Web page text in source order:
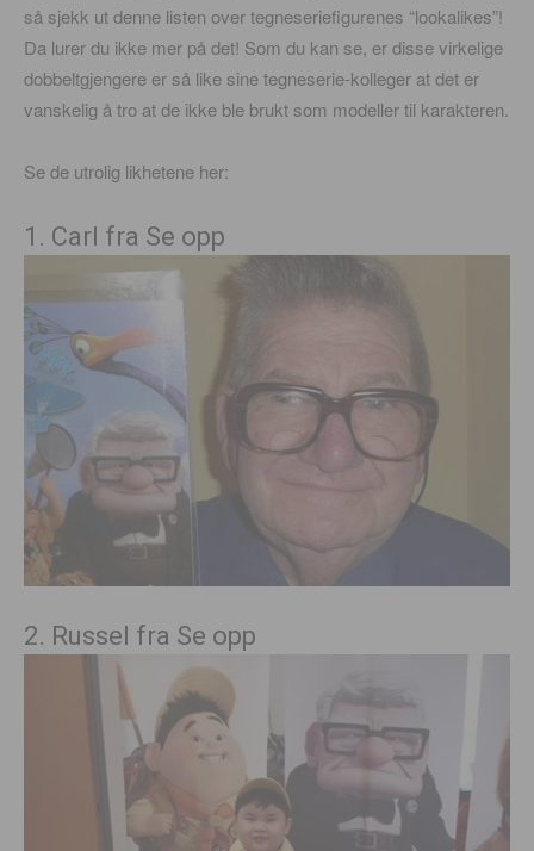
så sjekk ut denne listen over tegneseriefigurenes “lookalikes”!
Da lurer du ikke mer på det! Som du kan se, er disse virkelige
dobbeltgjengere er så like sine tegneserie-kolleger at det er
vanskelig å tro at de ikke ble brukt som modeller til karakteren.
Se de utrolig likhetene her:
1. Carl fra Se opp
2. Russel fra Se opp